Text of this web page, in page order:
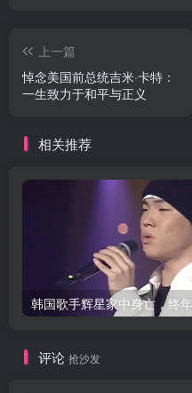
上一篇
悼念美国前总统吉米·卡特：
一生致力于和平与正义
相关推荐
评论 抢沙发